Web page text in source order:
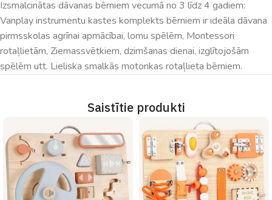
Izsmalcinātas dāvanas bērniem vecumā no 3 līdz 4 gadiem:
Vanplay instrumentu kastes komplekts bērniem ir ideāla dāvana
pirmsskolas agrīnai apmācībai, lomu spēlēm, Montessori
rotaļlietām, Ziemassvētkiem, dzimšanas dienai, izglītojošām
spēlēm utt. Lieliska smalkās motorikas rotaļlieta bērniem.
Saistītie produkti